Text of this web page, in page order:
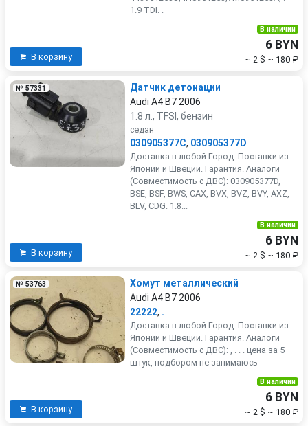
1.9 TDI. .
В корзину
В наличии
6 BYN
~ 2 $ ~ 180 ₽
№ 57331
Датчик детонации
Audi A4 B7 2006
1.8 л., TFSI, бензин
седан
030905377C, 030905377D
Доставка в любой Город. Поставки из
Японии и Швеции. Гарантия. Аналоги
(Совместимость с ДВС): 030905377D,
BSE, BSF, BWS, CAX, BVX, BVZ, BVY, AXZ,
BLV, CDG. 1.8...
В корзину
В наличии
6 BYN
~ 2 $ ~ 180 ₽
№ 53763
Хомут металлический
Audi A4 B7 2006
22222, .
Доставка в любой Город. Поставки из
Японии и Швеции. Гарантия. Аналоги
(Совместимость с ДВС): , . . . цена за 5
штук, подбором не занимаюсь
В корзину
В наличии
6 BYN
~ 2 $ ~ 180 ₽